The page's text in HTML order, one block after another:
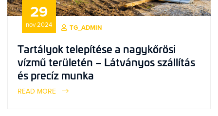
29
nov 2024 TG_ADMIN
Tartályok telepítése a nagykőrösi
vízmű területén – Látványos szállítás
és precíz munka
READ MORE